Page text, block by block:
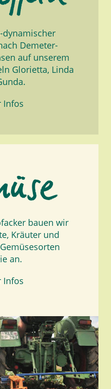
Demeter-
auf unserem
Glorietta, Linda
Infos
bauen wir
Kräuter und
an.
Infos